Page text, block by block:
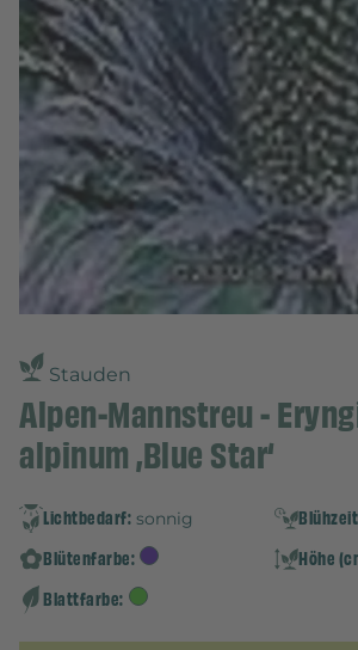
Stauden
Alpen-Mannstreu -
alpinum ‚Blue Star‘
Lichtbedarf: sonnig
Blütenfarbe: Höhe
Blattfarbe: